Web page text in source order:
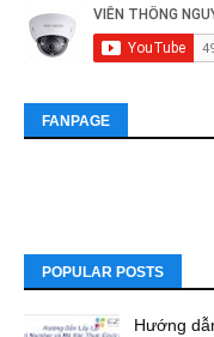
FANPAGE
POPULAR POSTS
Hướng